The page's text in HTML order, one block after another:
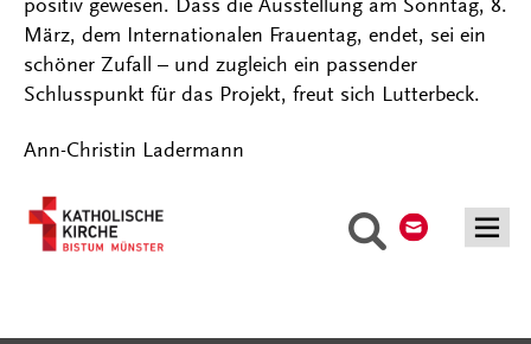
Suche
positiv gewesen. Dass die Ausstellung am Sonntag, 8.
März, dem Internationalen Frauentag, endet, sei ein
schöner Zufall – und zugleich ein passender
Schlusspunkt für das Projekt, freut sich Lutterbeck.
Ann-Christin Ladermann